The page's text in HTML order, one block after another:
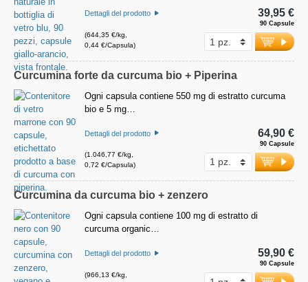
Dettagli del prodotto
(644,35 €/kg,
0,44 €/Capsula)
90 Capsule
39,95 €
Curcumina forte da curcuma bio + Piperina
Ogni capsula contiene 550 mg di estratto curcuma
bio e 5 mg…
Dettagli del prodotto
(1.046,77 €/kg,
0,72 €/Capsula)
90 Capsule
64,90 €
Curcumina da curcuma bio + zenzero
Ogni capsula contiene 100 mg di estratto di
curcuma organic…
Dettagli del prodotto
(966,13 €/kg,
90 Capsule
59,90 €